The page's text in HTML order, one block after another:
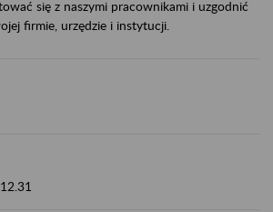
się z naszymi pracownikami i uzgodnić
firmie, urzędzie i instytucji.